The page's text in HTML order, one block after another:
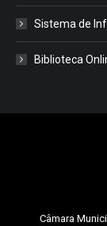
Sistema de
Biblioteca
Câmara